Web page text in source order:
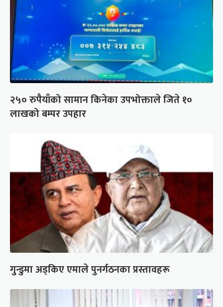
२५० रुपैयाँको सामान किनेका उपभोक्ताले जिते १०
लाखको बम्पर उपहार
गुन्डुमा अड्किए एमाले पुनर्गठनका प्रस्तावहरू